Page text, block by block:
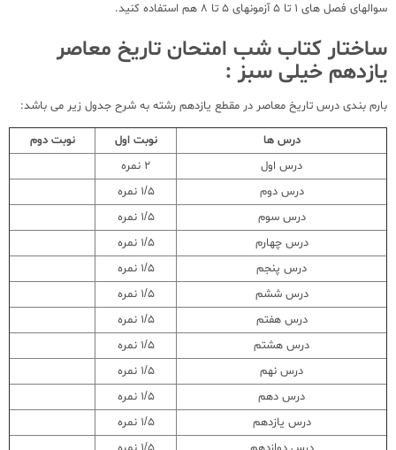
سوالهای فصل های 1 تا 5 آزمونهای 5 تا 8 هم استفاده کنید.
ساختار کتاب شب امتحان تاریخ معاصر
یازدهم خیلی سبز :
بارم بندی درس تاریخ معاصر در مقطع یازدهم رشته به شرح جدول زیر می باشد:
درس ها نوبت اول
نوبت دوم
درس اول
2 نمره
درس دوم
1/5 نمره
درس سوم
1/5 نمره
درس چهارم
1/5 نمره
درس پنجم
1/5 نمره
درس ششم
1/5 نمره
درس هفتم
1/5 نمره
درس هشتم
1/5 نمره
درس نهم
1/5 نمره
درس دهم
1/5 نمره
درس یازدهم
1/5 نمره